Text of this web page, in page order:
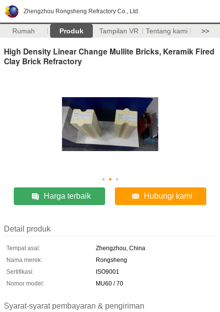
Zhengzhou Rongsheng Refractory Co., Ltd.
Rumah Produk Tampilan VR Tentang kami >>
High Density Linear Change Mullite Bricks, Keramik Fired
Clay Brick Refractory
Harga terbaik Hubungi kami
Detail produk
Tempat asal:
Zhengzhou, China
Nama merek:
Rongsheng
Sertifikasi:
ISO9001
Nomor model:
MU60 / 70
Syarat-syarat pembayaran & pengiriman